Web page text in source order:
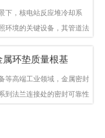
下，核电站反应堆冷却系
环境的关键设备，其管道法
技有限公司深耕金属密封
垫及RX/BX系列高压环垫等
，为核电装备抗辐照密封提
环垫质量根基
等高端工业领域，金属密封
到法兰连接处的密封可靠性